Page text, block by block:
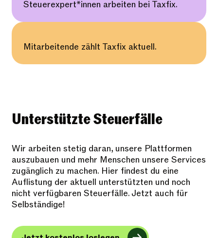
Steuerexpert*innen arbeiten bei Taxfix.
Mitarbeitende zählt Taxfix aktuell.
Unterstützte Steuerfälle
Wir arbeiten stetig daran, unsere Plattformen
auszubauen und mehr Menschen unsere Services
zugänglich zu machen. Hier findest du eine
Auflistung der aktuell unterstützten und noch
nicht verfügbaren Steuerfälle. Jetzt auch für
Selbständige!